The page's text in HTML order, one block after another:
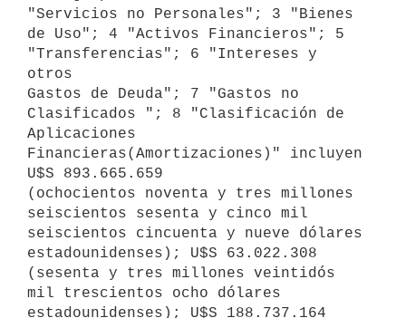
"Servicios no Personales"; 3 "Bienes
de Uso"; 4 "Activos Financieros"; 5
"Transferencias"; 6 "Intereses y
otros
Gastos de Deuda"; 7 "Gastos no
Clasificados "; 8 "Clasificación de
Aplicaciones
Financieras(Amortizaciones)" incluyen
U$S 893.665.659
(ochocientos noventa y tres millones
seiscientos sesenta y cinco mil
seiscientos cincuenta y nueve dólares
estadounidenses); U$S 63.022.308
(sesenta y tres millones veintidós
mil trescientos ocho dólares
estadounidenses); U$S 188.737.164